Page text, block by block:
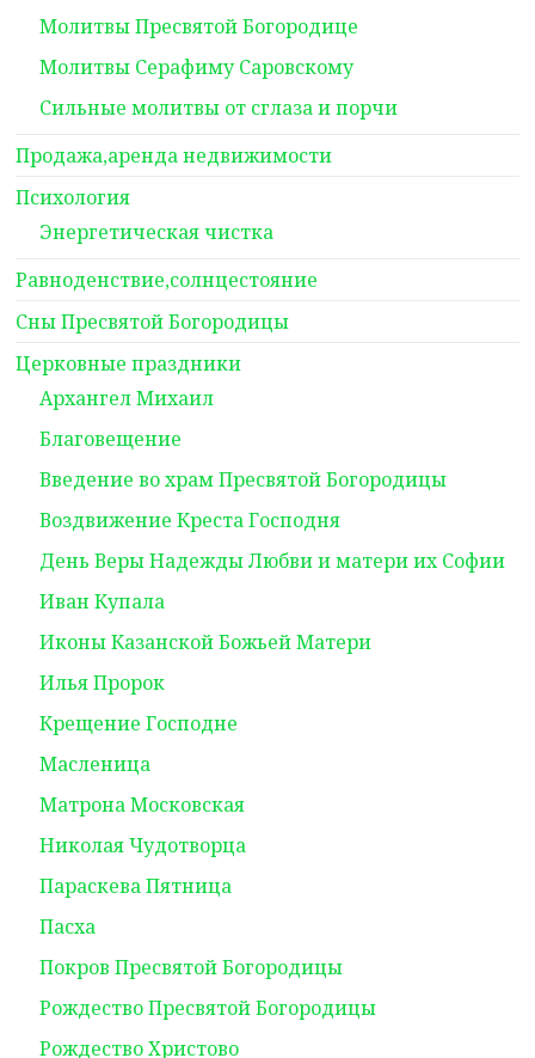
Молитвы Пресвятой Богородице
Молитвы Серафиму Саровскому
Сильные молитвы от сглаза и порчи
Продажа,аренда недвижимости
Психология
Энергетическая чистка
Равноденствие,солнцестояние
Сны Пресвятой Богородицы
Церковные праздники
Архангел Михаил
Благовещение
Введение во храм Пресвятой Богородицы
Воздвижение Креста Господня
День Веры Надежды Любви и матери их Софии
Иван Купала
Иконы Казанской Божьей Матери
Илья Пророк
Крещение Господне
Масленица
Матрона Московская
Николая Чудотворца
Параскева Пятница
Пасха
Покров Пресвятой Богородицы
Рождество Пресвятой Богородицы
Рождество Христово